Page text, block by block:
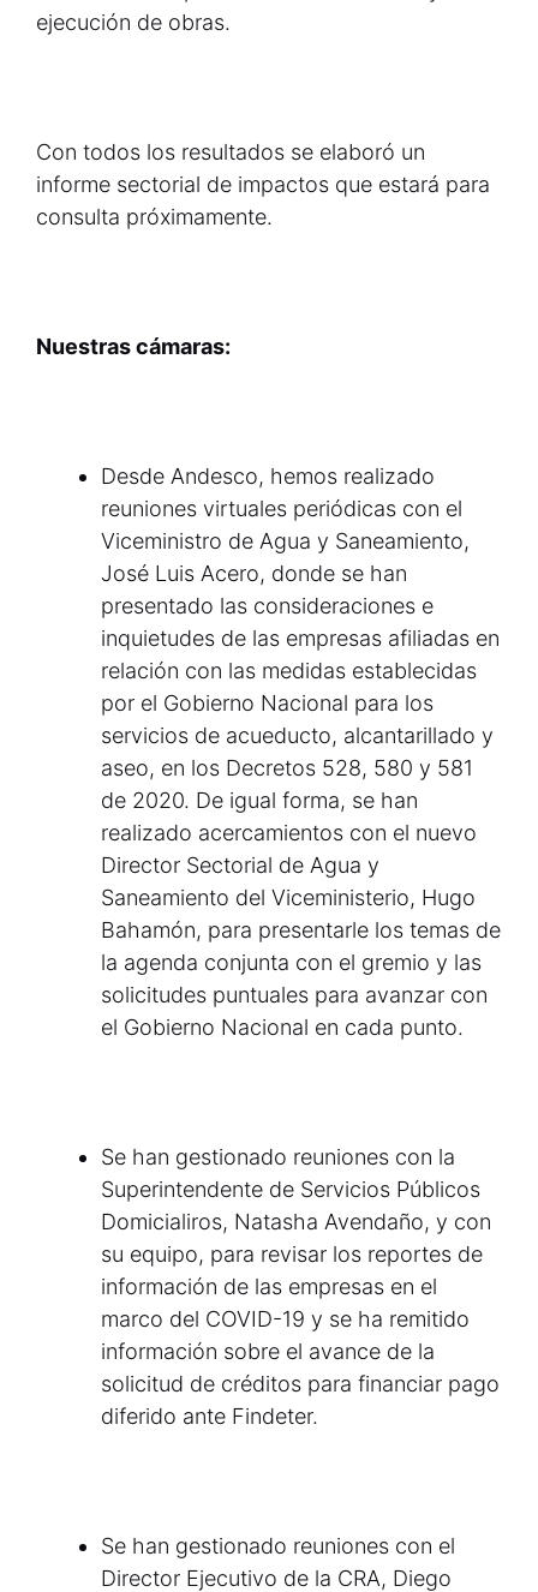
ejecución de obras.
Con todos los resultados se elaboró un
informe sectorial de impactos que estará para
consulta próximamente.
Nuestras cámaras:
Desde Andesco, hemos realizado
reuniones virtuales periódicas con el
Viceministro de Agua y Saneamiento,
José Luis Acero, donde se han
presentado las consideraciones e
inquietudes de las empresas afiliadas en
relación con las medidas establecidas
por el Gobierno Nacional para los
servicios de acueducto, alcantarillado y
aseo, en los Decretos 528, 580 y 581
de 2020. De igual forma, se han
realizado acercamientos con el nuevo
Director Sectorial de Agua y
Saneamiento del Viceministerio, Hugo
Bahamón, para presentarle los temas de
la agenda conjunta con el gremio y las
solicitudes puntuales para avanzar con
el Gobierno Nacional en cada punto.
Se han gestionado reuniones con la
Superintendente de Servicios Públicos
Domicialiros, Natasha Avendaño, y con
su equipo, para revisar los reportes de
información de las empresas en el
marco del COVID-19 y se ha remitido
información sobre el avance de la
solicitud de créditos para financiar pago
diferido ante Findeter.
Se han gestionado reuniones con el
Director Ejecutivo de la CRA, Diego